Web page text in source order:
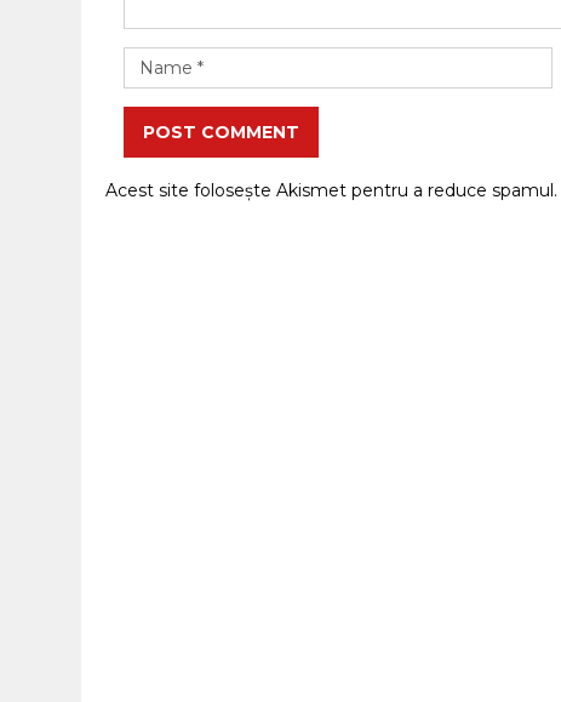
POST COMMENT
Acest site folosește Akismet pentru a reduce spamul.